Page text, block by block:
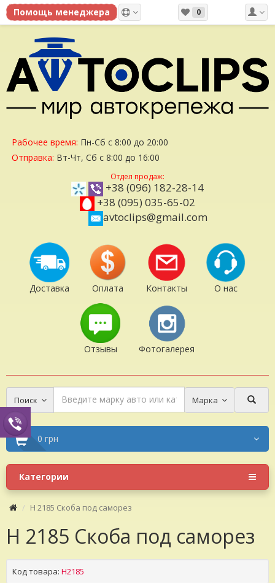
0
Рабочее время: Пн-Сб с 8:00 до 20:00
Отправка: Вт-Чт, Сб с 8:00 до 16:00
Отдел продаж:
+38 (096) 182-28-14
+38 (095) 035-65-02
avtoclips@gmail.com
Доставка Оплата Контакты О нас
Отзывы Фотогалерея
Поиск Марка
0 грн
Категории
H 2185 Скоба под саморез
H 2185 Скоба под саморез
Код товара: H2185